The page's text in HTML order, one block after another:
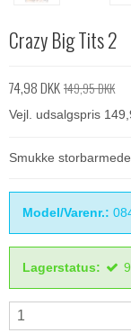
Crazy Big Tits 2
74,98 DKK149,95 DKK
Vejl. udsalgspris
Smukke
Model/Varenr.:
Lagerstatus: